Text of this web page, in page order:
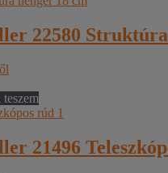
22580
21496